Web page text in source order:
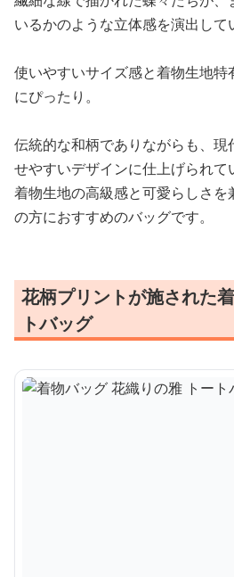
いるかのような立体感を演出して
使いやすいサイズ感と着物生地
にぴったり。
伝統的な和柄でありながらも、
せやすいデザインに仕上げられて
着物生地の高級感と可愛らしさ
の方におすすめのバッグです。
花柄プリントが施された
トバッグ